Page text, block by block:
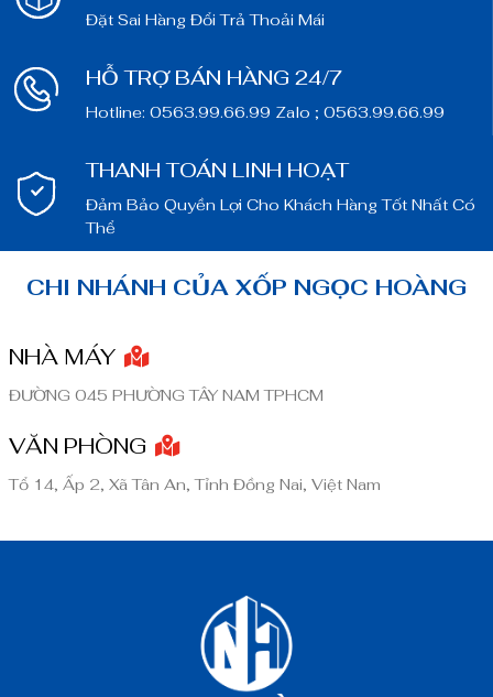
Đặt Sai Hàng Đổi Trả Thoải Mái
HỖ TRỢ BÁN HÀNG 24/7
Hotline: 0563.99.66.99 Zalo ; 0563.99.66.99
THANH TOÁN LINH HOẠT
Đảm Bảo Quyền Lợi Cho Khách Hàng Tốt Nhất Có
Thể
CHI NHÁNH CỦA XỐP NGỌC HOÀNG
NHÀ MÁY
ĐƯỜNG 045 PHƯỜNG TÂY NAM TPHCM
VĂN PHÒNG
Tổ 14, Ấp 2, Xã Tân An, Tỉnh Đồng Nai, Việt Nam